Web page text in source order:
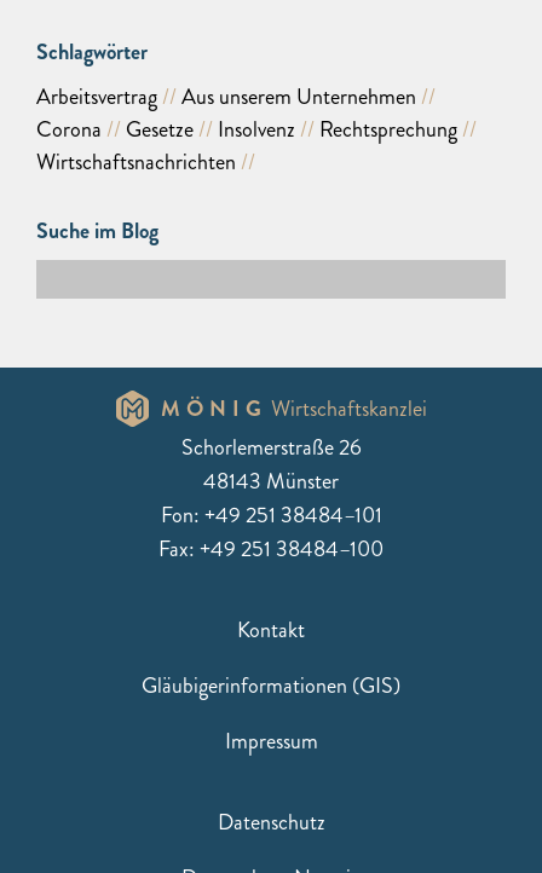
Schlagwörter
Arbeitsvertrag
Aus unserem Unternehmen
Corona
Gesetze Insolvenz
Rechtsprechung
Wirtschaftsnachrichten
Suche im Blog
MÖNIG Wirtschaftskanzlei
Schorlemerstraße 26
48143 Münster
Fon: +49 251 38484–101
Fax: +49 251 38484–100
Kontakt
Gläubigerinformationen (GIS)
Impressum
Datenschutz